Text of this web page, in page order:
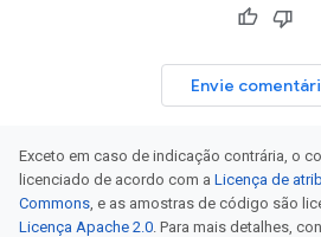
Envie
Exceto em caso de indicação contrária, o
licenciado de acordo com a Licença de
Commons, e as amostras de código são
Licença Apache 2.0. Para mais detalhes,